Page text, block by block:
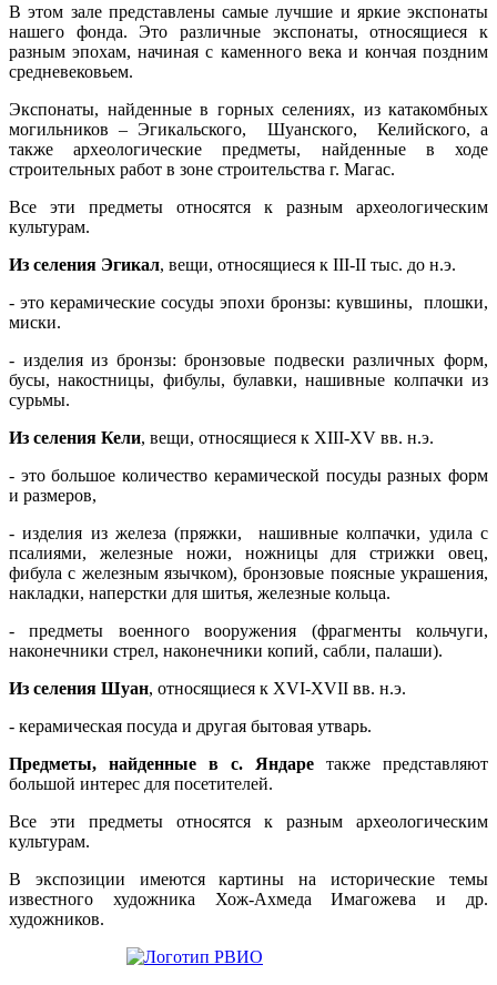
В этом зале представлены самые лучшие и яркие экспонаты
нашего фонда. Это различные экспонаты, относящиеся к
разным эпохам, начиная с каменного века и кончая поздним
средневековьем.
Экспонаты, найденные в горных селениях, из катакомбных
могильников – Эгикальского, Шуанского, Келийского, а
также археологические предметы, найденные в ходе
строительных работ в зоне строительства г. Магас.
Все эти предметы относятся к разным археологическим
культурам.
Из селения Эгикал, вещи, относящиеся к III-II тыс. до н.э.
- это керамические сосуды эпохи бронзы: кувшины, плошки,
миски.
- изделия из бронзы: бронзовые подвески различных форм,
бусы, накостницы, фибулы, булавки, нашивные колпачки из
сурьмы.
Из селения Кели, вещи, относящиеся к XIII-XV вв. н.э.
- это большое количество керамической посуды разных форм
и размеров,
- изделия из железа (пряжки, нашивные колпачки, удила с
псалиями, железные ножи, ножницы для стрижки овец,
фибула с железным язычком), бронзовые поясные украшения,
накладки, наперстки для шитья, железные кольца.
- предметы военного вооружения (фрагменты кольчуги,
наконечники стрел, наконечники копий, сабли, палаши).
Из селения Шуан, относящиеся к XVI-XVII вв. н.э.
- керамическая посуда и другая бытовая утварь.
Предметы, найденные в с. Яндаре также представляют
большой интерес для посетителей.
Все эти предметы относятся к разным археологическим
культурам.
В экспозиции имеются картины на исторические темы
известного художника Хож-Ахмеда Имагожева и др.
художников.